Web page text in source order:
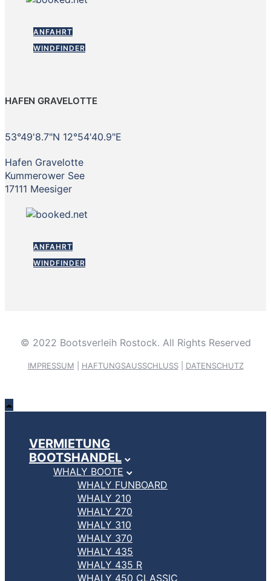
ANFAHRT
WINDFINDER
HAFEN GRAVELOTTE
53°49'8.7"N 12°54'40.9"E
Hafen Gravelotte
Kummerower See
17111 Meesiger
ANFAHRT
WINDFINDER
© 2022 Bootsverleih Rostock. All Rights Reserved
IMPRESSUM HAFTUNGSAUSSCHLUSS| DATENSCHUTZ
VERMIETUNG
BOOTSHANDEL
WHALY BOOTE
WHALY FUNBOARD
WHALY 210
WHALY 270
WHALY 310
WHALY 370
WHALY 435
WHALY 435 R
WHALY 450 CLASSIC